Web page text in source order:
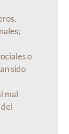
o
sido
mal